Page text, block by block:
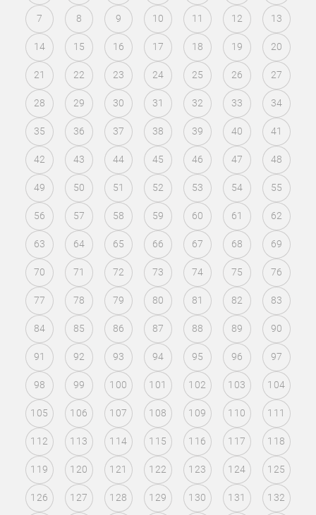
7 8 9 10 11 12 13
14 15 16 17 18 19 20
21 22 23 24 25 26 27
28 29 30 31 32 33 34
35 36 37 38 39 40 41
42 43 44 45 46 47 48
49 50 51 52 53 54 55
56 57 58 59 60 61 62
63 64 65 66 67 68 69
70 71 72 73 74 75 76
77 78 79 80 81 82 83
84 85 86 87 88 89 90
91 92 93 94 95 96 97
98 99 100 101 102 103 104
105 106 107 108 109 110 111
112 113 114 115 116 117 118
119 120 121 122 123 124 125
126 127 128 129 130 131 132